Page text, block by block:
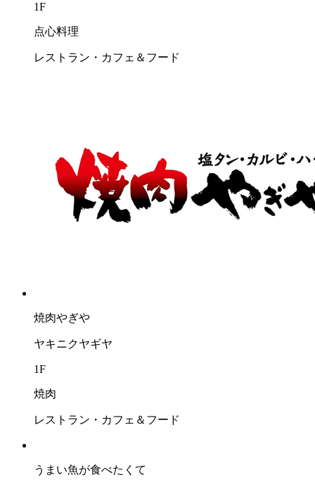
1F
点心料理
レストラン・カフェ＆フード
焼肉やぎや
ヤキニクヤギヤ
1F
焼肉
レストラン・カフェ＆フード
うまい⿂が⾷べたくて